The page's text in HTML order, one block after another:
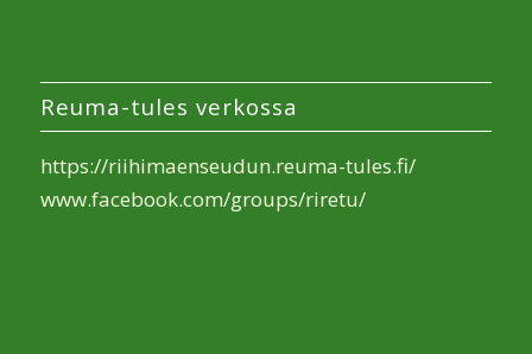
Reuma-tules verkossa
https://riihimaenseudun.reuma-tules.fi/
www.facebook.com/groups/riretu/